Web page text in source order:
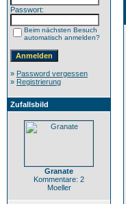
Passwort:
Beim nächsten Besuch
automatisch anmelden?
» Password vergessen
» Registrierung
Zufallsbild
Granate
Kommentare: 2
Moeller